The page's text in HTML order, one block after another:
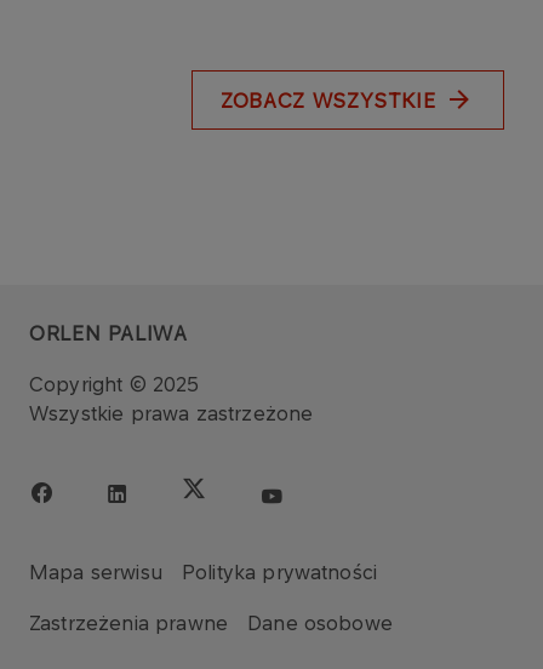
ZOBACZ WSZYSTKIE
ORLEN PALIWA
Copyright © 2025
Wszystkie prawa zastrzeżone
Mapa serwisu Polityka prywatności
Zastrzeżenia prawne Dane osobowe